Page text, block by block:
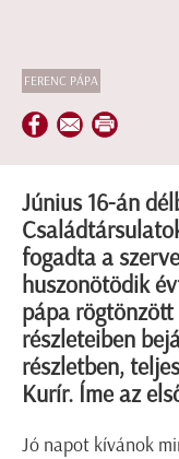
FERENC PÁPA
Június 16-án
fogadta a
huszonötödik
pápa
részleteiben
részletben,
Kurír. Íme az
Jó napot kívánok